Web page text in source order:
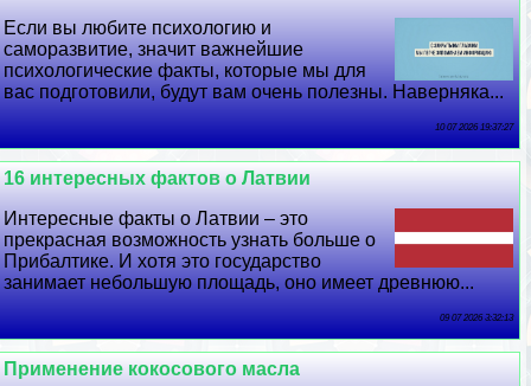
Если вы любите психологию и
саморазвитие, значит важнейшие
психологические факты, которые мы для
вас подготовили, будут вам очень полезны. Наверняка...
10 07 2026 19:37:27
16 интересных фактов о Латвии
Интересные факты о Латвии – это
прекрасная возможность узнать больше о
Прибалтике. И хотя это государство
занимает небольшую площадь, оно имеет древнюю...
09 07 2026 3:32:13
Применение кокосового масла